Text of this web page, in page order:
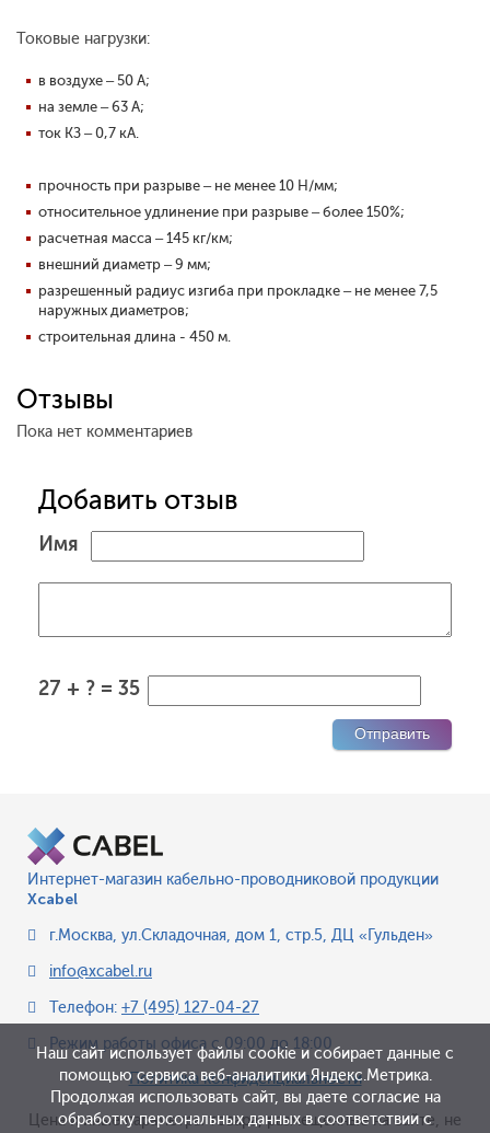
Токовые нагрузки:
в воздухе – 50 А;
на земле – 63 А;
ток КЗ – 0,7 кА.
прочность при разрыве – не менее 10 Н/мм;
относительное удлинение при разрыве – более 150%;
расчетная масса – 145 кг/км;
внешний диаметр – 9 мм;
разрешенный радиус изгиба при прокладке – не менее 7,5
наружных диаметров;
строительная длина - 450 м.
Отзывы
Пока нет комментариев
Добавить отзыв
Имя
27 + ? = 35
Интернет-магазин кабельно-проводниковой продукции
Xcabel
г.Москва, ул.Складочная, дом 1, стр.5, ДЦ «Гульден»
info@xcabel.ru
Телефон: +7 (495) 127-04-27
Режим работы офиса с 09:00 до 18:00
Политика конфиденциальности
Цена и иные параметры товара, размещенные на сайте, не
Наш сайт использует файлы cookie и собирает данные с
помощью сервиса веб-аналитики Яндекс.Метрика.
Продолжая использовать сайт, вы даете согласие на
обработку персональных данных в соответствии с